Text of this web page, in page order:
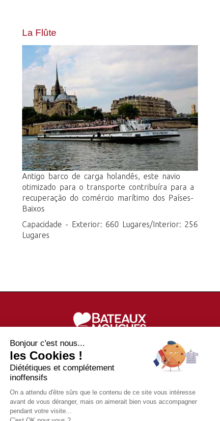
La Flûte
Antigo barco de carga holandês, este navio
otimizado para o transporte contribuíra para a
recuperação do comércio marítimo dos Países-
Baixos
Capacidade - Exterior: 660 Lugares/Interior: 256
Lugares
Bilhetes passeio no Sena, reserva de cruzeiro com
jantares, ofertas especiais, pacotes turísticos e
Bateaux-Mouches© 1949-206. Todos os direitos
Bonjour c'est nous...
les Cookies !
Diététiques et complétement
inoffensifs
On a attendu d'être sûrs que le contenu de ce site vous intéresse
avant de vous déranger, mais on aimerait bien vous accompagner
pendant votre visite...